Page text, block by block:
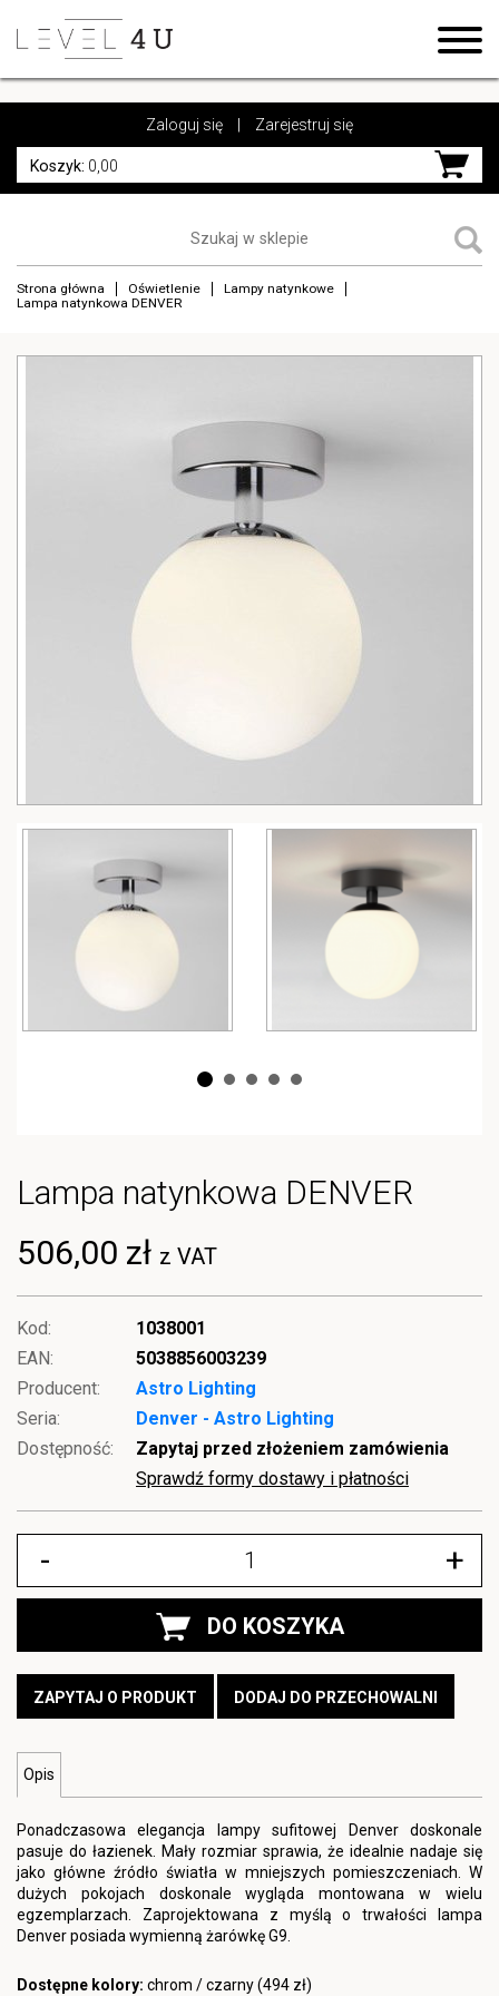
https://www.high-endrolex.com/17
Zaloguj się Zarejestruj się
Koszyk: 0,00
Strona główna Oświetlenie
Lampy natynkowe
Lampa natynkowa DENVER
Lampa natynkowa DENVER
506,00 zł z VAT
Kod:
1038001
EAN:
5038856003239
Producent:
Astro Lighting
Seria:
Denver - Astro Lighting
Dostępność:
Zapytaj przed złożeniem zamówienia
Sprawdź formy dostawy i płatności
- +
DO KOSZYKA
ZAPYTAJ O PRODUKT DODAJ DO PRZECHOWALNI
Opis
Ponadczasowa elegancja lampy sufitowej Denver doskonale
pasuje do łazienek. Mały rozmiar sprawia, że idealnie nadaje się
jako główne źródło światła w mniejszych pomieszczeniach. W
dużych pokojach doskonale wygląda montowana w wielu
egzemplarzach. Zaprojektowana z myślą o trwałości lampa
Denver posiada wymienną żarówkę G9.
Dostępne kolory: chrom / czarny (494 zł)
https://www.high-endrolex.com/17